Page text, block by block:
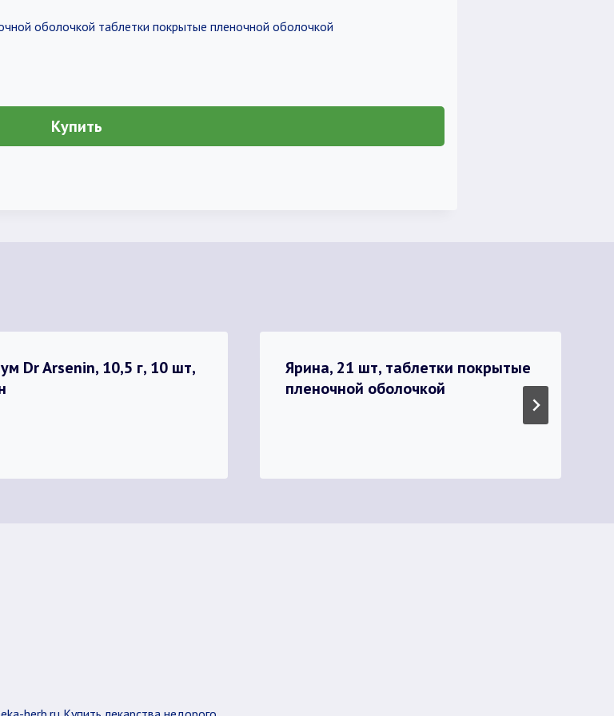
оболочкой таблетки покрытые пленочной оболочкой
Купить
Dr Arsenin, 10,5 г, 10 шт,
Ярина, 21 шт, таблетки покрытые
пленочной оболочкой